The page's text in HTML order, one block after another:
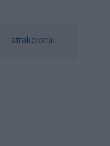
atrakcionai